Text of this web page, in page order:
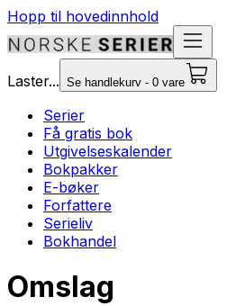
Hopp til hovedinnhold
Laster... Se handlekurv - 0 vare
Serier
Få gratis bok
Utgivelseskalender
Bokpakker
E-bøker
Forfattere
Serieliv
Bokhandel
Omslag